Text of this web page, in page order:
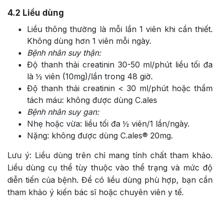
4.2 Liều dùng
Liều thông thường là mỗi lần 1 viên khi cần thiết.
Không dùng hơn 1 viên mỗi ngày.
Bệnh nhân suy thận:
Độ thanh thải creatinin 30-50 ml/phút liều tối đa
là ½ viên (10mg)/lần trong 48 giờ.
Độ thanh thải creatinin < 30 ml/phút hoặc thẩm
tách máu: không được dùng C.ales
Bệnh nhân suy gan:
Nhẹ hoặc vừa: liều tối đa ½ viên/1 lần/ngày.
Nặng: không được dùng C.ales® 20mg.
Lưu ý: Liều dùng trên chỉ mang tính chất tham khảo.
Liều dùng cụ thể tùy thuộc vào thể trạng và mức độ
diễn tiến của bệnh. Để có liều dùng phù hợp, bạn cần
tham khảo ý kiến bác sĩ hoặc chuyên viên y tế.